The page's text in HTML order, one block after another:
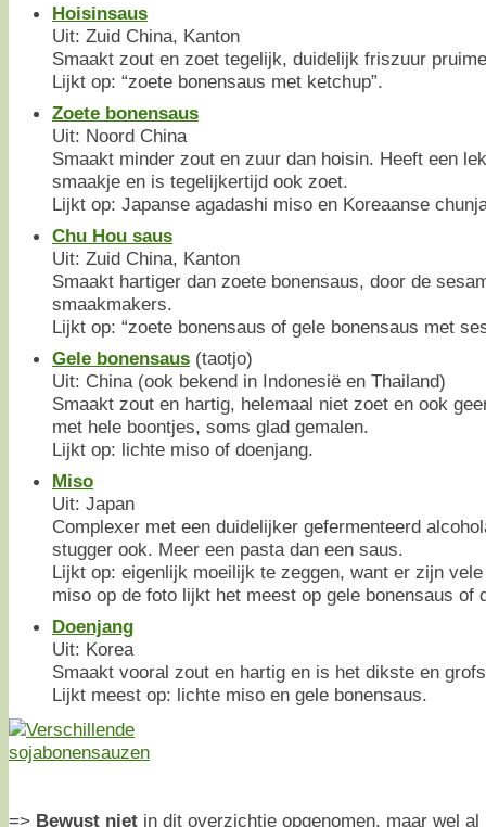
Hoisinsaus
Uit: Zuid China, Kanton
Smaakt zout en zoet tegelijk, duidelijk friszuur
Lijkt op: “zoete bonensaus met ketchup”.
Zoete bonensaus
Uit: Noord China
Smaakt minder zout en zuur dan hoisin. Heeft een
smaakje en is tegelijkertijd ook zoet.
Lijkt op: Japanse agadashi miso en Koreaanse
Chu Hou saus
Uit: Zuid China, Kanton
Smaakt hartiger dan zoete bonensaus, door de
smaakmakers.
Lijkt op: “zoete bonensaus of gele bonensaus met
Gele bonensaus (taotjo)
Uit: China (ook bekend in Indonesië en Thailand)
Smaakt zout en hartig, helemaal niet zoet en ook
met hele boontjes, soms glad gemalen.
Lijkt op: lichte miso of doenjang.
Miso
Uit: Japan
Complexer met een duidelijker gefermenteerd
stugger ook. Meer een pasta dan een saus.
Lijkt op: eigenlijk moeilijk te zeggen, want er zijn
miso op de foto lijkt het meest op gele bonensaus of
Doenjang
Uit: Korea
Smaakt vooral zout en hartig en is het dikste en
Lijkt meest op: lichte miso en gele bonensaus.
=> Bewust niet in dit overzichtje opgenomen, maar wel